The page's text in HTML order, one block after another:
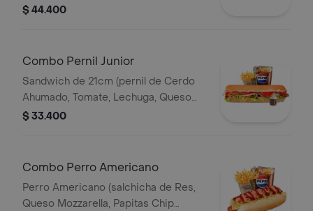
Mozzarella y Salsa de Ajo) Papa
$ 44.400
Combo Pernil Junior
Sandwich de 21cm (pernil de Cerdo
Ahumado, Tomate, Lechuga, Queso
Mozzarella y Salsa de Ajo) Papa
$ 33.400
Combo Perro Americano
Perro Americano (salchicha de Res,
Queso Mozzarella, Papitas Chip